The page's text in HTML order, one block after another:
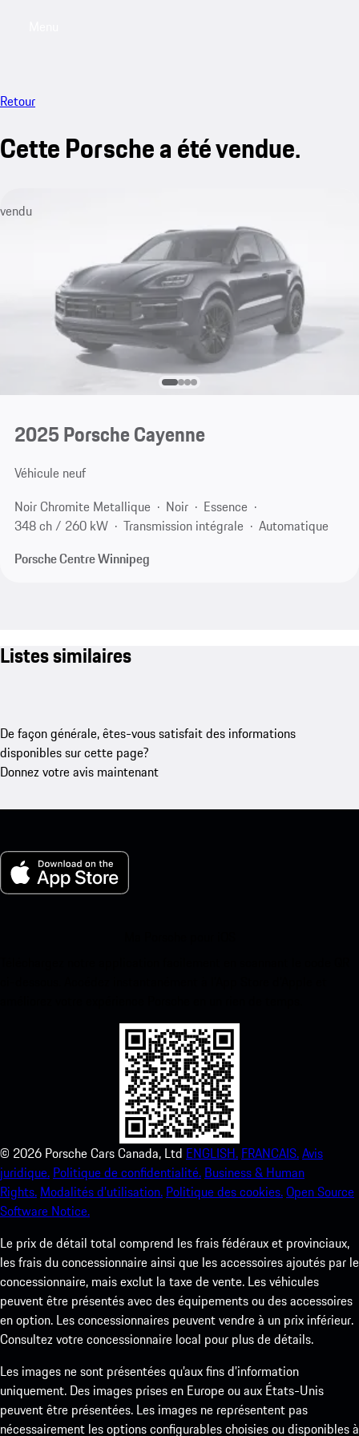
Retour
Cette Porsche a été vendue.
vendu
2025 Porsche Cayenne
Véhicule neuf
Noir Chromite Metallique
Noir
Essence
348 ch / 260 kW
Transmission intégrale
Automatique
Porsche Centre Winnipeg
Listes similaires
De façon générale, êtes-vous satisfait des informations
disponibles sur cette page?
Donnez votre avis maintenant
© 2026 Porsche Cars Canada, Ltd ENGLISH. FRANCAIS.Avis
juridique. Politique de confidentialité. Business & Human
Rights. Modalités d’utilisation. Politique des cookies.Open Source
Software Notice.
Le prix de détail total comprend les frais fédéraux et provinciaux,
les frais du concessionnaire ainsi que les accessoires ajoutés par le
concessionnaire, mais exclut la taxe de vente. Les véhicules
peuvent être présentés avec des équipements ou des accessoires
en option. Les concessionnaires peuvent vendre à un prix inférieur.
Consultez votre concessionnaire local pour plus de détails.
Les images ne sont présentées qu’aux fins d’information
uniquement. Des images prises en Europe ou aux États-Unis
peuvent être présentées. Les images ne représentent pas
nécessairement les options configurables choisies ou disponibles à